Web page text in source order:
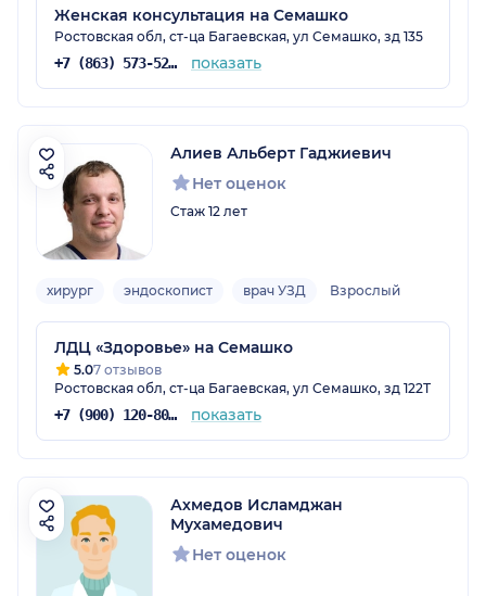
Женская консультация на Семашко
Ростовская обл, ст-ца Багаевская, ул Семашко, зд 135
+7 (863) 573-52-49 показать
Алиев Альберт Гаджиевич
Нет оценок
Стаж 12 лет
хирург эндоскопист врач УЗД Взрослый
ЛДЦ «Здоровье» на Семашко
5.07 отзывов
Ростовская обл, ст-ца Багаевская, ул Семашко, зд 122Т
+7 (900) 120-80-88 показать
Ахмедов Исламджан
Мухамедович
Нет оценок